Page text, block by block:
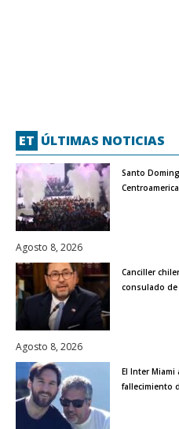
ET ÚLTIMAS NOTICIAS
Santo
Agosto 8, 2026
Canciller
consulado de
Agosto 8, 2026
El Inter Miami
fallecimiento